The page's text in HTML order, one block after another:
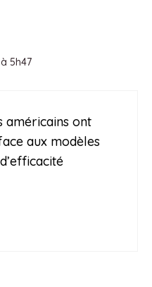
5h47
américains ont
aux modèles